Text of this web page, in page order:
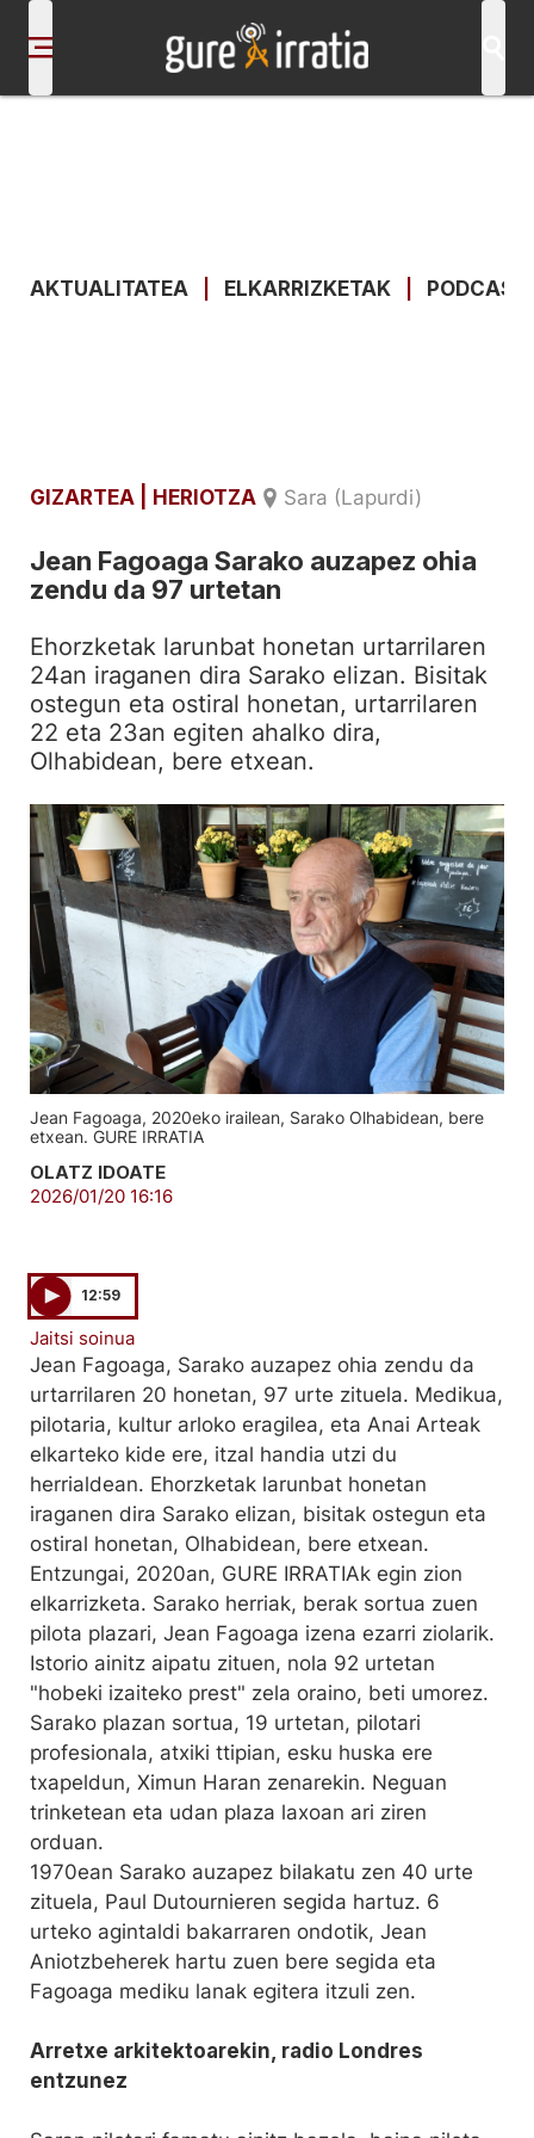
AKTUALITATEA ELKARRIZKETAK
GIZARTEA | HERIOTZA Sara (Lapurdi)
Jean Fagoaga Sarako auzapez ohia
zendu da 97 urtetan
Ehorzketak larunbat honetan urtarrilaren
24an iraganen dira Sarako elizan. Bisitak
ostegun eta ostiral honetan, urtarrilaren
22 eta 23an egiten ahalko dira,
Olhabidean, bere etxean.
Jean Fagoaga, 2020eko irailean, Sarako Olhabidean, bere
etxean. GURE IRRATIA
OLATZ IDOATE
2026/01/20 16:16
12:59
Jaitsi soinua
Jean Fagoaga, Sarako auzapez ohia zendu da
urtarrilaren 20 honetan, 97 urte zituela. Medikua,
pilotaria, kultur arloko eragilea, eta Anai Arteak
elkarteko kide ere, itzal handia utzi du
herrialdean. Ehorzketak larunbat honetan
iraganen dira Sarako elizan, bisitak ostegun eta
ostiral honetan, Olhabidean, bere etxean.
Entzungai, 2020an, GURE IRRATIAk egin zion
elkarrizketa. Sarako herriak, berak sortua zuen
pilota plazari, Jean Fagoaga izena ezarri ziolarik.
Istorio ainitz aipatu zituen, nola 92 urtetan
"hobeki izaiteko prest" zela oraino, beti umorez.
Sarako plazan sortua, 19 urtetan, pilotari
profesionala, atxiki ttipian, esku huska ere
txapeldun, Ximun Haran zenarekin. Neguan
trinketean eta udan plaza laxoan ari ziren
orduan.
1970ean Sarako auzapez bilakatu zen 40 urte
zituela, Paul Dutournieren segida hartuz. 6
urteko agintaldi bakarraren ondotik, Jean
Aniotzbeherek hartu zuen bere segida eta
Fagoaga mediku lanak egitera itzuli zen.
Arretxe arkitektoarekin, radio Londres
entzunez